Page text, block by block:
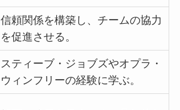
信頼関係を構築し、チームの協力
を促進させる。
スティーブ・ジョブズやオプラ・
ウィンフリーの経験に学ぶ。